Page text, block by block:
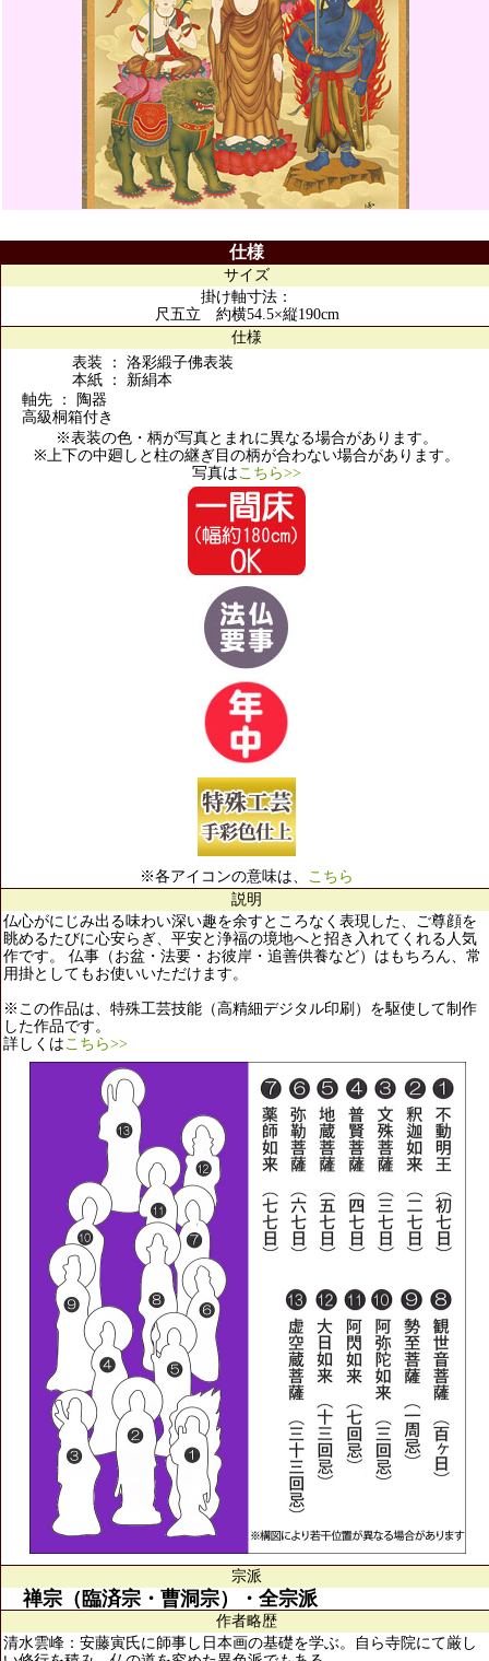
仕様
サイズ
掛け軸寸法：
尺五立 約横54.5×縦190cm
仕様
表装 ： 洛彩緞子佛表装
本紙 ： 新絹本
軸先 ： 陶器
高級桐箱付き
※表装の色・柄が写真とまれに異なる場合があります。
※上下の中廻しと柱の継ぎ目の柄が合わない場合があります。
写真はこちら>>
※各アイコンの意味は、 こちら
説明
仏心がにじみ出る味わい深い趣を余すところなく表現した、ご尊顔を
眺めるたびに心安らぎ、平安と浄福の境地へと招き入れてくれる人気
作です。 仏事（お盆・法要・お彼岸・追善供養など）はもちろん、常
用掛としてもお使いいただけます。
※この作品は、特殊工芸技能（高精細デジタル印刷）を駆使して制作
した作品です。
詳しくはこちら>>
宗派
禅宗（臨済宗・曹洞宗）・全宗派
作者略歴
清水雲峰：安藤寅氏に師事し日本画の基礎を学ぶ。自ら寺院にて厳し